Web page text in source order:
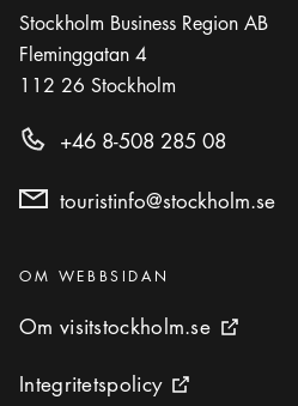
Stockholm Business Region AB
Fleminggatan 4
112 26 Stockholm
+46 8-508 285 08
touristinfo@stockholm.se
Kategorier:
OM WEBBSIDAN
Om visitstockholm.se
Om visitstockholm.se Extern ikon
Integritetspolicy
Integritetspolicy Extern ikon